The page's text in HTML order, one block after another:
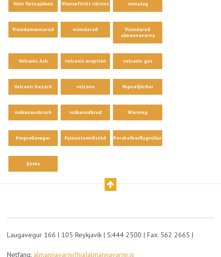
Vinir Vatnajökuls Vinnueftirlit ríkisins vinnulag
Vísindamannaráð vísindaráð
Vísindaráð
almannavarna
Volcanic Ash volcanic eruption volcanic gas
Volcanic hazard volcano Vopnafjörður
vulkanausbruch vulkanudbrud Warning
Þingvallavegur Þjónustumiðstöð Þórshafnarflugvöllur
þýska
Laugavegur 166 | 105 Reykjavík | S:444 2500 | Fax: 562 2665 |
Netfang: almannavarnir[hja]almannavarnir.is